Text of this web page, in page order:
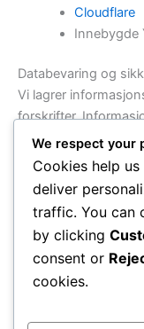
Cloudflare
Innebygde
Databevaring og
Vi lagrer
forskrifter.
tilgang.
Oppdateringer til
Vi kan oppdatere
vil informere
oppdatere datoen
We respect your
Cookies help
deliver
traffic. You can
by clicking
consent or
cookies.